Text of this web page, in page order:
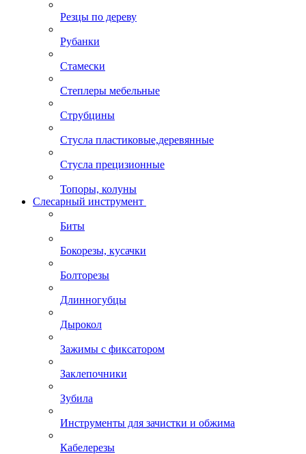
Резцы по дереву
Рубанки
Стамески
Степлеры мебельные
Струбцины
Стусла пластиковые,деревянные
Стусла прецизионные
Топоры, колуны
Слесарный инструмент
Биты
Бокорезы, кусачки
Болторезы
Длинногубцы
Дырокол
Зажимы с фиксатором
Заклепочники
Зубила
Инструменты для зачистки и обжима
Кабелерезы